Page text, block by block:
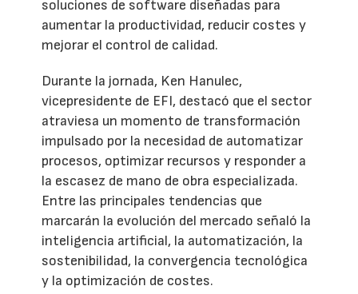
soluciones de software diseñadas para
aumentar la productividad, reducir costes y
mejorar el control de calidad.
Durante la jornada, Ken Hanulec,
vicepresidente de EFI, destacó que el sector
atraviesa un momento de transformación
impulsado por la necesidad de automatizar
procesos, optimizar recursos y responder a
la escasez de mano de obra especializada.
Entre las principales tendencias que
marcarán la evolución del mercado señaló la
inteligencia artificial, la automatización, la
sostenibilidad, la convergencia tecnológica
y la optimización de costes.